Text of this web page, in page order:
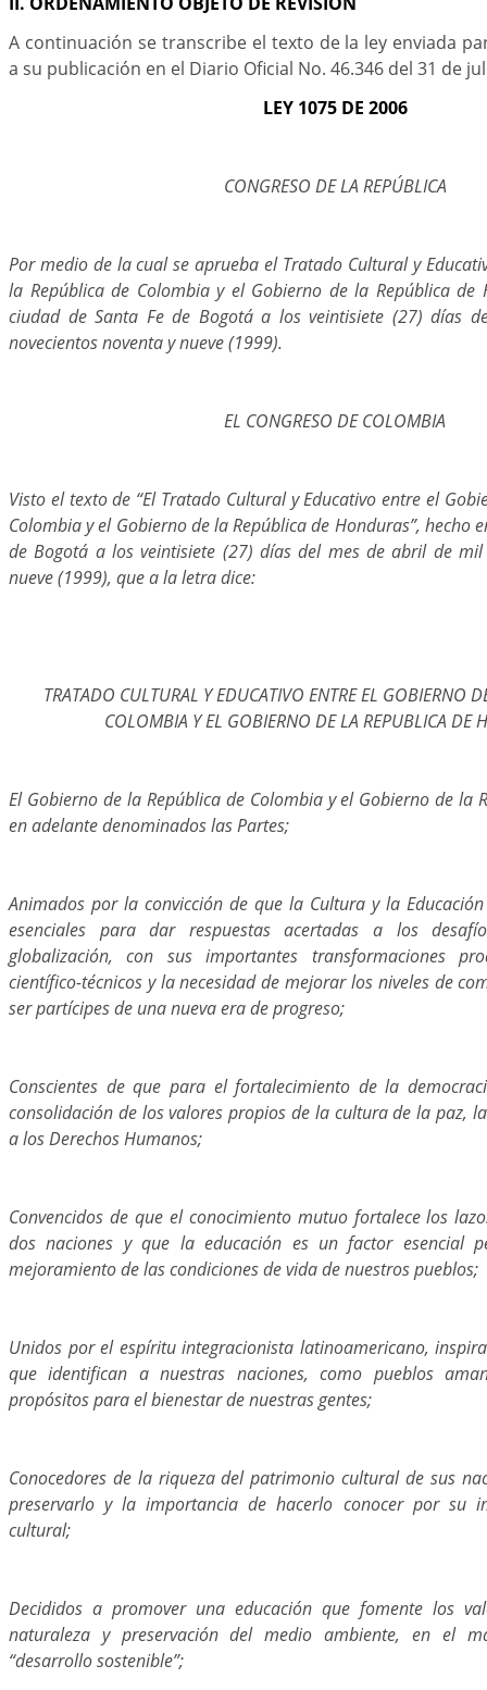
A continuación se transcribe el texto de la ley enviada
a su publicación en el Diario Oficial No. 46.346 del 31 de
LEY 1075 DE 2006
CONGRESO DE LA REPÚBLICA
Por medio de la cual se aprueba el Tratado Cultural y
la República de Colombia y el Gobierno de la República de
ciudad de Santa Fe de Bogotá a los veintisiete (27) días
novecientos noventa y nueve (1999).
EL CONGRESO DE COLOMBIA
Visto el texto de “El Tratado Cultural y Educativo entre el
Colombia y el Gobierno de la República de Honduras”, hecho
de Bogotá a los veintisiete (27) días del mes de abril de mil
nueve (1999), que a la letra dice:
TRATADO CULTURAL Y EDUCATIVO ENTRE EL GOBIERNO
COLOMBIA Y EL GOBIERNO DE LA REPUBLICA DE
El Gobierno de la República de Colombia y el Gobierno de la
en adelante denominados las Partes;
Animados por la convicción de que la Cultura y la
esenciales para dar respuestas acertadas a los
globalización, con sus importantes transformaciones
científico-técnicos y la necesidad de mejorar los niveles de
ser partícipes de una nueva era de progreso;
Conscientes de que para el fortalecimiento de la
consolidación de los valores propios de la cultura de la paz,
a los Derechos Humanos;
Convencidos de que el conocimiento mutuo fortalece los
dos naciones y que la educación es un factor esencial
mejoramiento de las condiciones de vida de nuestros pueblos;
Unidos por el espíritu integracionista latinoamericano,
que identifican a nuestras naciones, como pueblos
propósitos para el bienestar de nuestras gentes;
Conocedores de la riqueza del patrimonio cultural de sus
preservarlo y la importancia de hacerlo conocer por su
cultural;
Decididos a promover una educación que fomente los
naturaleza y preservación del medio ambiente, en el
“desarrollo sostenible”;